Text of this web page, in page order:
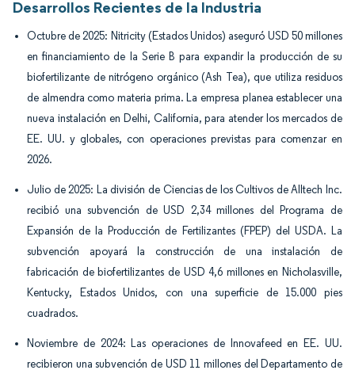
Desarrollos Recientes de la Industria
Octubre de 2025: Nitricity (Estados Unidos) aseguró USD 50 millones
en financiamiento de la Serie B para expandir la producción de su
biofertilizante de nitrógeno orgánico (Ash Tea), que utiliza residuos
de almendra como materia prima. La empresa planea establecer una
nueva instalación en Delhi, California, para atender los mercados de
EE. UU. y globales, con operaciones previstas para comenzar en
2026.
Julio de 2025: La división de Ciencias de los Cultivos de Alltech Inc.
recibió una subvención de USD 2,34 millones del Programa de
Expansión de la Producción de Fertilizantes (FPEP) del USDA. La
subvención apoyará la construcción de una instalación de
fabricación de biofertilizantes de USD 4,6 millones en Nicholasville,
Kentucky, Estados Unidos, con una superficie de 15.000 pies
cuadrados.
Noviembre de 2024: Las operaciones de Innovafeed en EE. UU.
recibieron una subvención de USD 11 millones del Departamento de